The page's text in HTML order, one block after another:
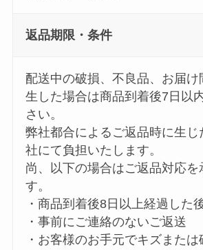
返品期限・条件
配送中の破損、不良品、お届け
生した場合は商品到着後7日以
さい。
弊社都合によるご返品時に生じ
社にて負担いたします。
尚、以下の場合はご返品対応を
す。
・商品到着後8日以上経過した
・事前にご連絡のないご返送
・お客様のお手元でキズまた